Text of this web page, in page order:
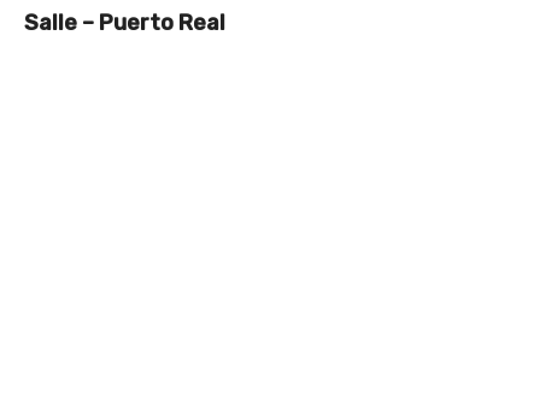
Salle – Puerto Real